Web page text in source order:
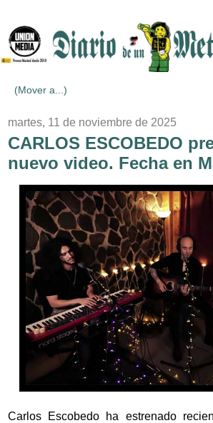
martes, 11 de noviembre de 2025
CARLOS ESCOBEDO
nuevo video. Fecha en
Carlos Escobedo ha estrenado